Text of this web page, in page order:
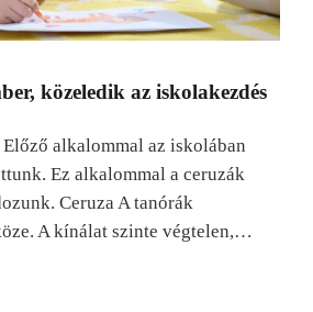
közeledik az iskolakezdés
alkalommal az iskolában
Ez alkalommal a ceruzák
Ceruza A tanórák
A kínálat szinte végtelen,…